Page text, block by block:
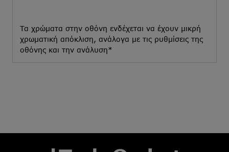
Τα χρώματα στην οθόνη ενδέχεται να έχουν μικρή
χρωματική απόκλιση, ανάλογα με τις ρυθμίσεις της
οθόνης και την ανάλυση*